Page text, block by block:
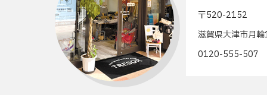
〒520-2152
滋賀県大津市月
0120-555-507